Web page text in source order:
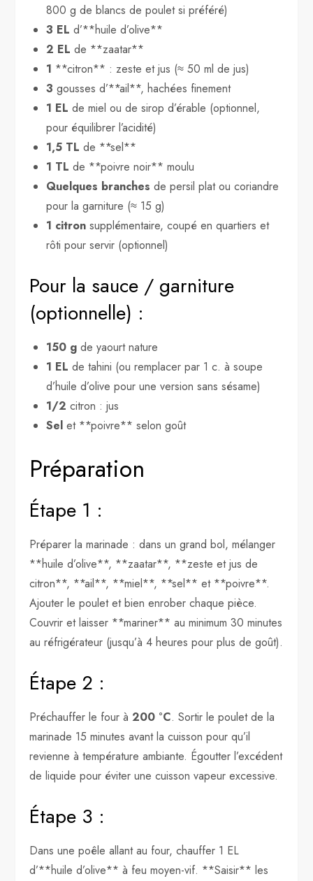
800 g de blancs de poulet si préféré)
3 EL d’**huile d’olive**
2 EL de **zaatar**
1 **citron** : zeste et jus (≈ 50 ml de jus)
3 gousses d’**ail**, hachées finement
1 EL de miel ou de sirop d’érable (optionnel,
pour équilibrer l’acidité)
1,5 TL de **sel**
1 TL de **poivre noir** moulu
Quelques branches de persil plat ou coriandre
pour la garniture (≈ 15 g)
1 citron supplémentaire, coupé en quartiers et
rôti pour servir (optionnel)
Pour la sauce / garniture
(optionnelle) :
150 g de yaourt nature
1 EL de tahini (ou remplacer par 1 c. à soupe
d’huile d’olive pour une version sans sésame)
1/2 citron : jus
Sel et **poivre** selon goût
Préparation
Étape 1 :
Préparer la marinade : dans un grand bol, mélanger
**huile d’olive**, **zaatar**, **zeste et jus de
citron**, **ail**, **miel**, **sel** et **poivre**.
Ajouter le poulet et bien enrober chaque pièce.
Couvrir et laisser **mariner** au minimum 30 minutes
au réfrigérateur (jusqu’à 4 heures pour plus de goût).
Étape 2 :
Préchauffer le four à200 °C. Sortir le poulet de la
marinade 15 minutes avant la cuisson pour qu’il
revienne à température ambiante. Égoutter l’excédent
de liquide pour éviter une cuisson vapeur excessive.
Étape 3 :
Dans une poêle allant au four, chauffer 1 EL
d’**huile d’olive** à feu moyen-vif. **Saisir** les